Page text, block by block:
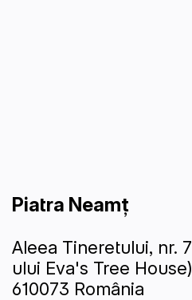
Piatra Neamț
Aleea Tineretului, nr. 7
ului Eva's Tree House)
610073 România